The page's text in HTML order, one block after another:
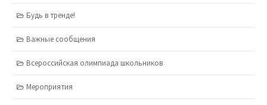
Будь в тренде!
Важные сообщения
Всероссийская олимпиада школьников
Мероприятия